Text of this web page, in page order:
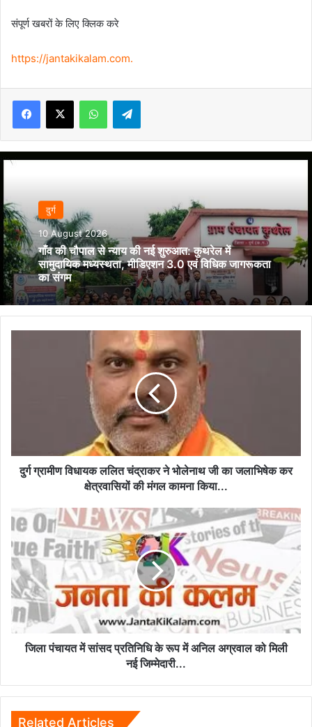
संपूर्ण खबरों के लिए क्लिक करे
https://jantakikalam.com.
Facebook
X WhatsAppTelegram
दुर्ग
10 August 2026
गाँव की चौपाल से न्याय की नई शुरुआत: कुथरेल में
सामुदायिक मध्यस्थता, मीडिएशन 3.0 एवं विधिक जागरूकता
का संगम
का
जलाभिषेक
मंगल
कामना
किया...
दुर्ग ग्रामीण विधायक ललित चंद्राकर ने भोलेनाथ जी का जलाभिषेक कर
क्षेत्रवासियों की मंगल कामना किया...
जिला
पंचायत
में
सांसद
प्रतिनिधि
के
रूप
में
अनिल
अग्रवाल
जिला पंचायत में सांसद प्रतिनिधि के रूप में अनिल अग्रवाल को मिली
नई जिम्मेदारी...
Related Articles